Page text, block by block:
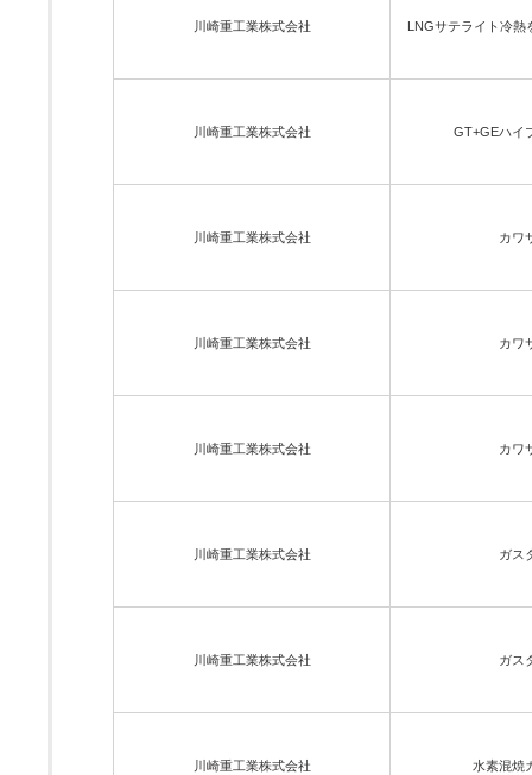
川崎重工業株式会社 LNGサテライト冷
川崎重工業株式会社 GT+GEハイ
川崎重工業株式会社 カワ
川崎重工業株式会社 カワ
川崎重工業株式会社 カワ
川崎重工業株式会社 ガス
川崎重工業株式会社 ガス
川崎重工業株式会社 水素混焼